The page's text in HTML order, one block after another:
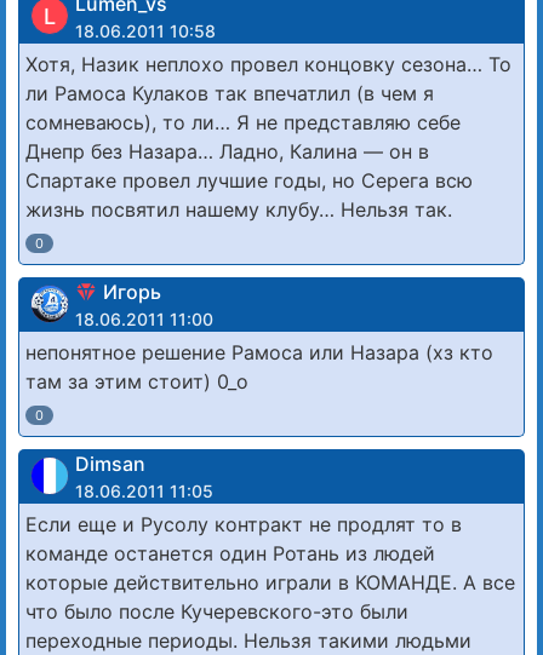
L
18.06.2011 10:58
Хотя, Назик неплохо провел концовку сезона… То
ли Рамоса Кулаков так впечатлил (в чем я
сомневаюсь), то ли… Я не представляю себе
Днепр без Назара… Ладно, Калина — он в
Спартаке провел лучшие годы, но Серега всю
жизнь посвятил нашему клубу… Нельзя так.
0
Игорь
18.06.2011 11:00
непонятное решение Рамоса или Назара (хз кто
там за этим стоит) 0_о
0
Dimsan
18.06.2011 11:05
Если еще и Русолу контракт не продлят то в
команде останется один Ротань из людей
которые действительно играли в КОМАНДЕ. А все
что было после Кучеревского-это были
переходные периоды. Нельзя такими людьми